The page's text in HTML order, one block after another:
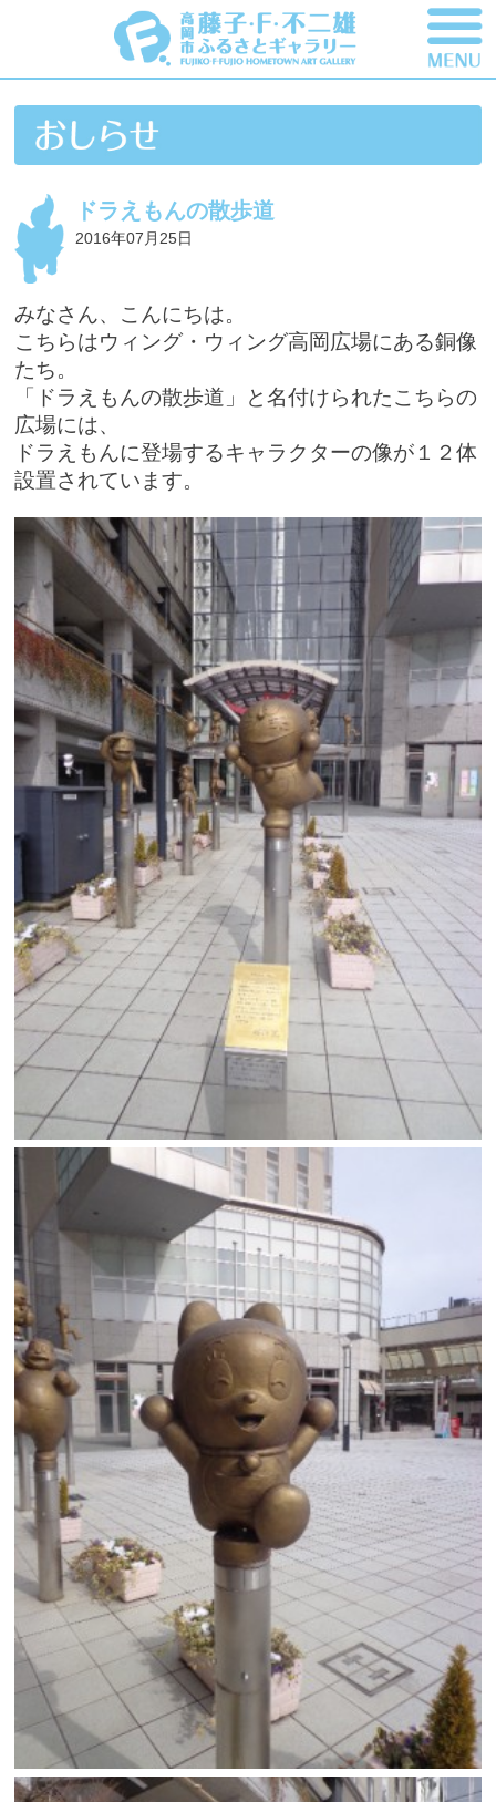
ドラえもんの散歩道
2016年07月25日
みなさん、こんにちは。
こちらはウィング・ウィング高岡広場にある銅像
たち。
「ドラえもんの散歩道」と名付けられたこちらの
広場には、
ドラえもんに登場するキャラクターの像が１２体
設置されています。